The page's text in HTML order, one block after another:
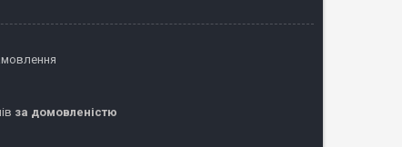
за домовленістю